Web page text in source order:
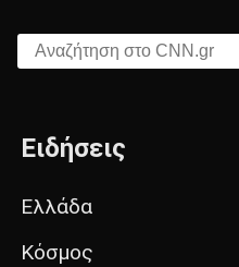
Αναζήτηση στο CNN.gr
Ειδήσεις
Ελλάδα
Κόσμος